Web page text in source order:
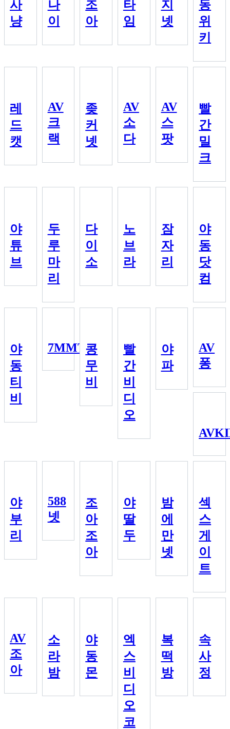
사
냥
나
이
조
아
타
임
지
넷
동
위
키
레
드
캣
AV
크
랙
좆
커
넷
AV
소
다
AV
스
팟
빨
간
밀
크
야
튜
브
두
루
마
리
다
이
소
노
브
라
잠
자
리
야
동
닷
컴
야
동
티
비
7MMTV
콩
무
비
빨
간
비
디
오
야
파
AV
퐁
야
부
리
588
넷
조
아
조
아
야
딸
두
밤
에
만
넷
섹
스
게
이
트
AV
조
아
소
라
밤
야
동
몬
엑
스
비
디
오
코
복
떡
방
속
사
정